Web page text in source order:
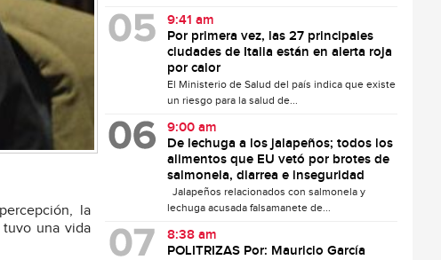
la
una vida
9:41 am
Por primera vez, las 27 principales
ciudades de Italia están en alerta roja
por calor
El Ministerio de Salud del país indica que existe
un riesgo para la salud de...
9:00 am
De lechuga a los jalapeños; todos los
alimentos que EU vetó por brotes de
salmonela, diarrea e inseguridad
Jalapeños relacionados con salmonela y
lechuga acusada falsamanete de...
8:38 am
POLITRIZAS Por: Mauricio García